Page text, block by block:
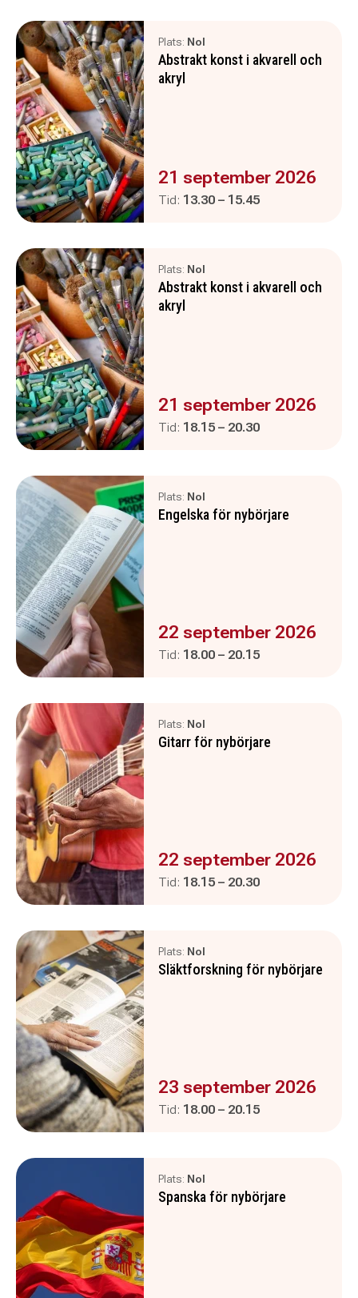
Plats: Nol
Abstrakt konst i akvarell och
akryl
Evenemanget är :
21 september 2026
Tid: Pågår mellan
13.30 – och
15.45
Plats: Nol
Abstrakt konst i akvarell och
akryl
Evenemanget är :
21 september 2026
Tid: Pågår mellan
18.15 – och
20.30
Plats: Nol
Engelska för nybörjare
Evenemanget är :
22 september 2026
Tid: Pågår mellan
18.00 – och
20.15
Plats: Nol
Gitarr för nybörjare
Evenemanget är :
22 september 2026
Tid: Pågår mellan
18.15 – och
20.30
Plats: Nol
Släktforskning för nybörjare
Evenemanget är :
23 september 2026
Tid: Pågår mellan
18.00 – och
20.15
Plats: Nol
Spanska för nybörjare